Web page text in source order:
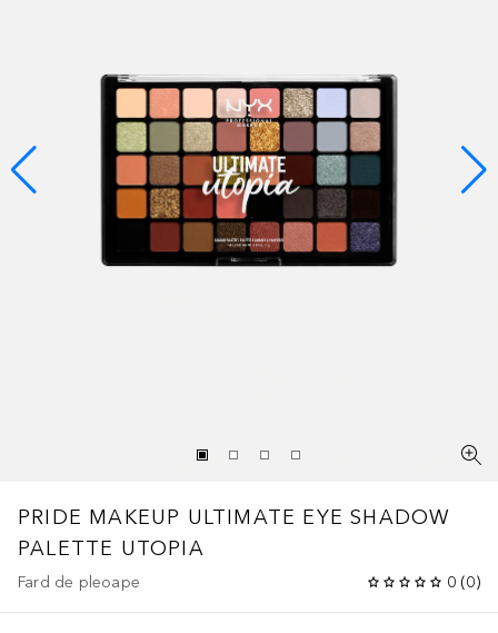
PRIDE MAKEUP ULTIMATE EYE SHADOW
PALETTE UTOPIA
Fard de pleoape 0 (0)